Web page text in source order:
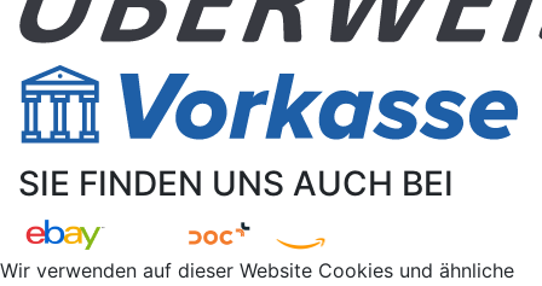
SIE FINDEN UNS AUCH BEI
Wir verwenden auf dieser Website Cookies und ähnliche